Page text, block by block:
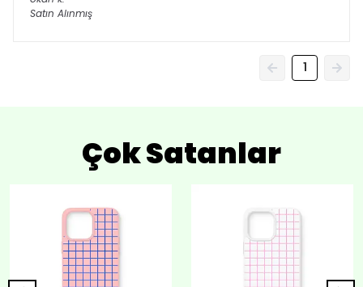
Satın Alınmış
1
Çok Satanlar